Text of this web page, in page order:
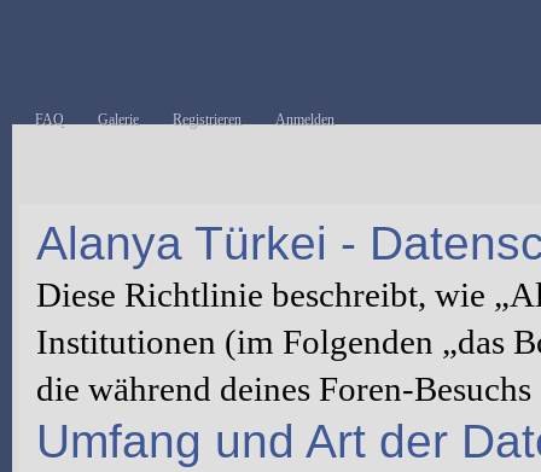
FAQ Galerie Registrieren Anmelden
Alanya Türkei -
Diese Richtlinie beschreibt, wie
Institutionen (im Folgenden „das
die während deines Foren-
Umfang und Art der